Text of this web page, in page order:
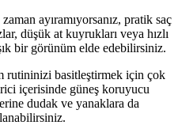
ayıramıyorsanız, pratik saç
düşük at kuyrukları veya hızlı
bir görünüm elde edebilirsiniz.
rutininizi basitleştirmek için çok
içerisinde güneş koruyucu
dudak ve yanaklara da